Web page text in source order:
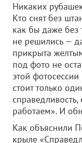
Никаких
Кто снят без
как бы даже без
не решились —
прикрыта
под фото не
этой
стоит только
работаем». И
Как объяснили
крыле